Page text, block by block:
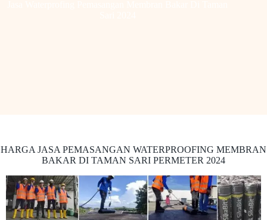
HARGA JASA PEMASANGAN WATERPROOFING MEMBRAN
BAKAR DI TAMAN SARI PERMETER 2024